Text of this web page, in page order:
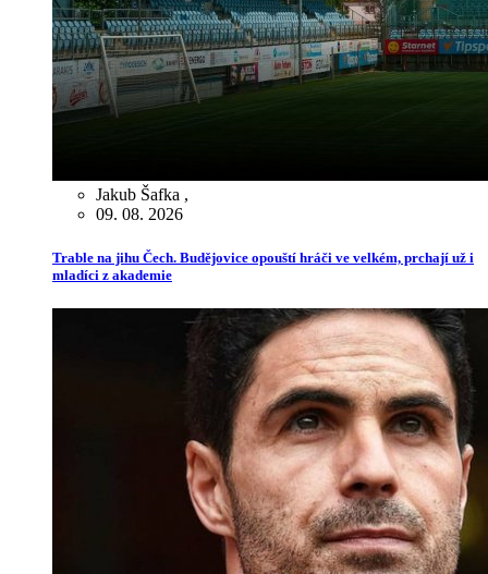
Jakub Šafka ,
09. 08. 2026
Trable na jihu Čech. Budějovice opouští hráči ve velkém, prchají už i
mladíci z akademie